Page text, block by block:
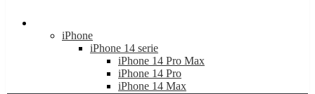
iPhone
iPhone 14 serie
iPhone 14 Pro Max
iPhone 14 Pro
iPhone 14 Max